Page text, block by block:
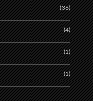
(36)
(4)
(1)
(1)